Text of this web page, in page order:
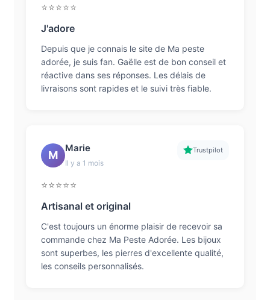
⭐⭐⭐⭐⭐
J'adore
Depuis que je connais le site de Ma peste
adorée, je suis fan. Gaëlle est de bon conseil et
réactive dans ses réponses. Les délais de
livraisons sont rapides et le suivi très fiable.
M
Marie
Il y a 1 mois
Trustpilot
⭐⭐⭐⭐⭐
Artisanal et original
C'est toujours un énorme plaisir de recevoir sa
commande chez Ma Peste Adorée. Les bijoux
sont superbes, les pierres d'excellente qualité,
les conseils personnalisés.